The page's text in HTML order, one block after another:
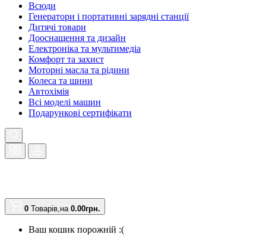
Всюди
Генератори і портативні зарядні станції
Дитячі товари
Дооснащення та дизайн
Електроніка та мультимедіа
Комфорт та захист
Моторні масла та рідини
Колеса та шини
Автохімія
Всі моделі машин
Подарункові сертифікати
0 Товарів,на 0.00грн.
Ваш кошик порожній :(